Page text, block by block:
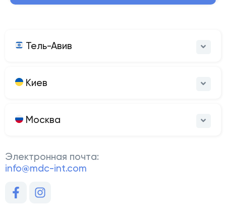
Тель-Авив
Киев
Москва
Электронная почта:
info@mdc-int.com